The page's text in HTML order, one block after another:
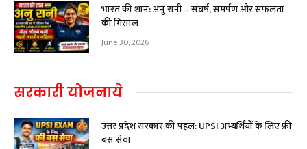
भारत की शान: अनु रानी – संघर्ष, समर्पण और सफलता
की मिसाल
June 30, 2026
सरकारी योजनाये
उत्तर प्रदेश सरकार की पहल: UPSI अभ्यर्थियों के लिए फ्री
बस सेवा